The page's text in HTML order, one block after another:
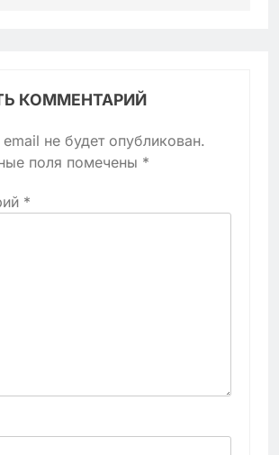
КОММЕНТАРИЙ
не будет опубликован.
поля помечены *
*